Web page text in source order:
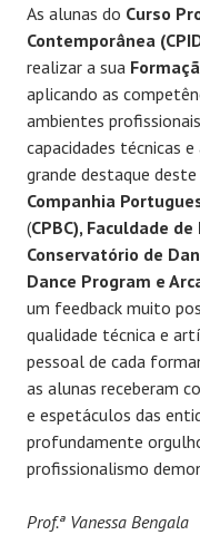
As alunas do Curso
Contemporânea
realizar a sua
aplicando as
ambientes
capacidades técnicas
grande destaque
Companhia
(CPBC), Faculdade
Conservatório de
Dance Program e
um feedback muito
qualidade técnica e
pessoal de cada
as alunas receberam
e espetáculos das
profundamente
profissionalismo
Prof.ª Vanessa Bengala